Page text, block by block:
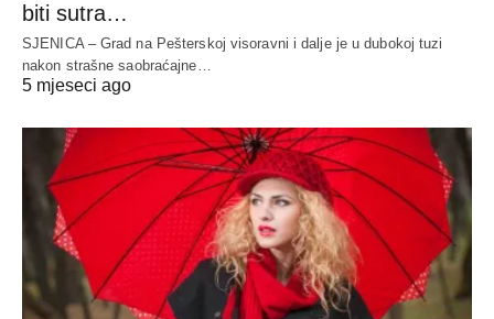
biti sutra…
SJENICA – Grad na Pešterskoj visoravni i dalje je u dubokoj tuzi
nakon strašne saobraćajne…
5 mjeseci ago